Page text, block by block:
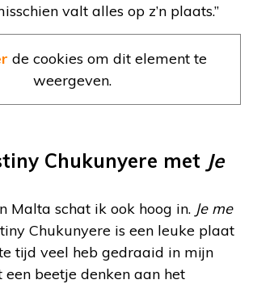
valt alles op z’n plaats.”
de cookies om dit element te
weergeven.
Chukunyere met Je
Malta schat ik ook hoog in. Je me
Chukunyere is een leuke plaat
tijd veel heb gedraaid in mijn
een beetje denken aan het